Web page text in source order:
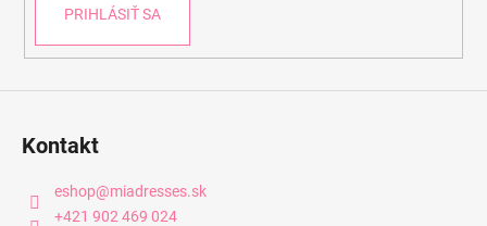
PRIHLÁSIŤ SA
Kontakt
eshop@miadresses.sk
+421 902 469 024